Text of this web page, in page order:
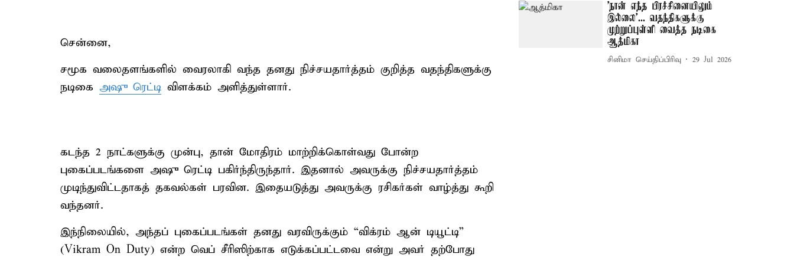
சென்னை,
சமூக வலைதளங்களில் வைரலாகி வந்த தனது நிச்சயதார்த்தம் குறித்த வதந்திகளுக்கு
நடிகை அஷு ரெட்டி விளக்கம் அளித்துள்ளார்.
கடந்த 2 நாட்களுக்கு முன்பு, தான் மோதிரம் மாற்றிக்கொள்வது போன்ற
புகைப்படங்களை அஷு ரெட்டி பகிர்ந்திருந்தார். இதனால் அவருக்கு நிச்சயதார்த்தம்
முடிந்துவிட்டதாகத் தகவல்கள் பரவின. இதையடுத்து அவருக்கு ரசிகர்கள் வாழ்த்து கூறி
வந்தனர்.
இந்நிலையில், அந்தப் புகைப்படங்கள் தனது வரவிருக்கும் “விக்ரம் ஆன் டியூட்டி”
(Vikram On Duty) என்ற வெப் சீரிஸிற்காக எடுக்கப்பட்டவை என்று அவர் தற்போது
'நான் எந்த பிரச்சினையிலும்
இல்லை'... வதந்திகளுக்கு
முற்றுப்புள்ளி வைத்த நடிகை
ஆத்மிகா
சினிமா செய்திப்பிரிவு 29 Jul 2026